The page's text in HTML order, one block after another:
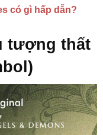
có gì hấp dẫn?
tượng thất